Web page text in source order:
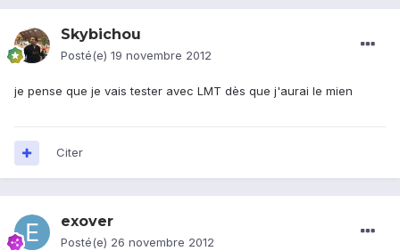
Skybichou
Posté(e) 19 novembre 2012
je pense que je vais tester avec LMT dès que j'aurai le mien
Citer
exover
Posté(e) 26 novembre 2012